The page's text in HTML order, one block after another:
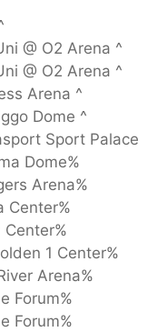
@ O2 Arena ^
@ O2 Arena ^
Arena ^
Dome ^
Sport Palace
Dome%
Arena%
Center%
Center%
1 Center%
Arena%
Forum%
Forum%